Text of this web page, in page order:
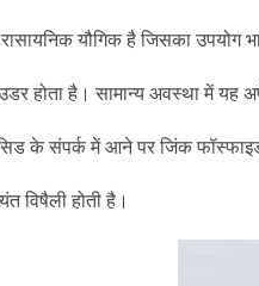
यौगिक है जिसका उपयोग
होता है। सामान्य अवस्था में
के संपर्क में आने पर जिंक
विषैली होती है।